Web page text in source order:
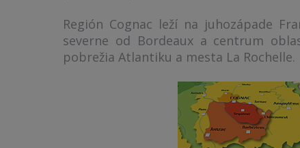
Región Cognac leží na juhozápade
severne od Bordeaux a centrum
pobrežia Atlantiku a mesta La Rochelle.